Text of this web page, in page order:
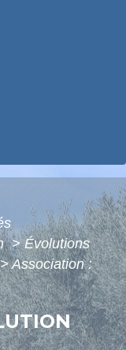
> Évolutions
Association :